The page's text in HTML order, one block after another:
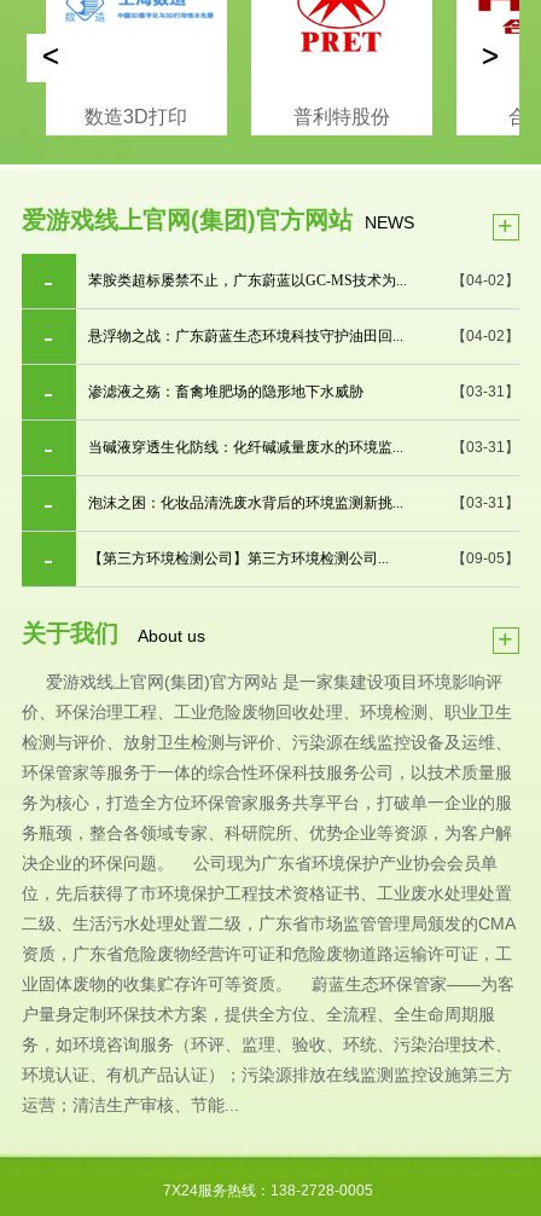
数造3D打印 普利特股份 合
< >
爱游戏线上官网(集团)官方网站 NEWS +
【04-02】
苯胺类超标屡禁不止，广东蔚蓝以GC-MS技术为...
【04-02】
悬浮物之战：广东蔚蓝生态环境科技守护油田回...
【03-31】
渗滤液之殇：畜禽堆肥场的隐形地下水威胁
【03-31】
当碱液穿透生化防线：化纤碱减量废水的环境监...
【03-31】
泡沫之困：化妆品清洗废水背后的环境监测新挑...
【09-05】
【第三方环境检测公司】第三方环境检测公司...
关于我们 About us +
爱游戏线上官网(集团)官方网站 是一家集建设项目环境影响评
价、环保治理工程、工业危险废物回收处理、环境检测、职业卫生
检测与评价、放射卫生检测与评价、污染源在线监控设备及运维、
环保管家等服务于一体的综合性环保科技服务公司，以技术质量服
务为核心，打造全方位环保管家服务共享平台，打破单一企业的服
务瓶颈，整合各领域专家、科研院所、优势企业等资源，为客户解
决企业的环保问题。 公司现为广东省环境保护产业协会会员单
位，先后获得了市环境保护工程技术资格证书、工业废水处理处置
二级、生活污水处理处置二级，广东省市场监管管理局颁发的CMA
资质，广东省危险废物经营许可证和危险废物道路运输许可证，工
业固体废物的收集贮存许可等资质。 蔚蓝生态环保管家——为客
户量身定制环保技术方案，提供全方位、全流程、全生命周期服
务，如环境咨询服务（环评、监理、验收、环统、污染治理技术、
环境认证、有机产品认证）；污染源排放在线监测监控设施第三方
运营；清洁生产审核、节能...
7X24服务热线：138-2728-0005